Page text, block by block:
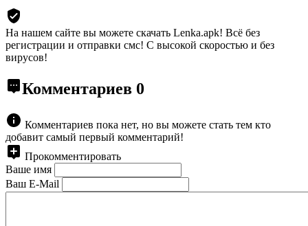
На нашем сайте вы можете скачать Lenka.apk! Всё без
регистрации и отправки смс! С высокой скоростью и без
вирусов!
Комментариев 0
Комментариев пока нет, но вы можете стать тем кто
добавит самый первый комментарий!
Прокомментировать
Ваше имя
Ваш E-Mail